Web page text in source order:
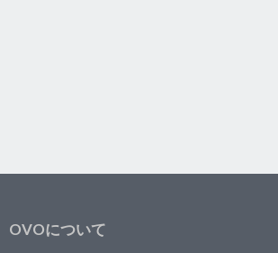
OVOについて